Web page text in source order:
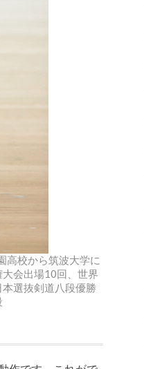
高校から筑波大学に
会出場10回、世界
選抜剣道八段優勝